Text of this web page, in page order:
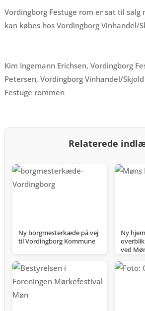
Vordingborg Festuge rom er sat til salg
kan købes hos Vordingborg Vinhandel/
Kim Ingemann Erichsen, Vordingborg
Petersen, Vordingborg Vinhandel/
Festuge rommen
Relaterede
Ny borgmesterkæde på vej
til Vordingborg Kommune
Ny
ved